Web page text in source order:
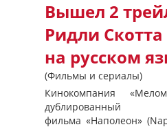
Вышел 2
Ридли
на русском
(Фильмы и сериалы)
Кинокомпания
фильма «Наполеон»